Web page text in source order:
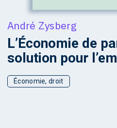
André Zysberg
L’Économie de
solution pour
Économie, droit